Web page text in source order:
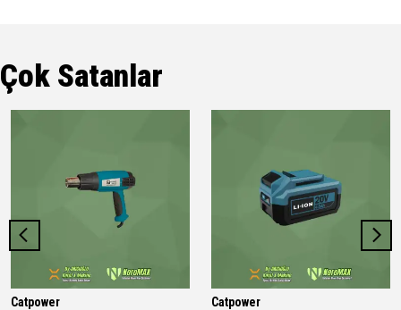
Çok Satanlar
Catpower Catpower